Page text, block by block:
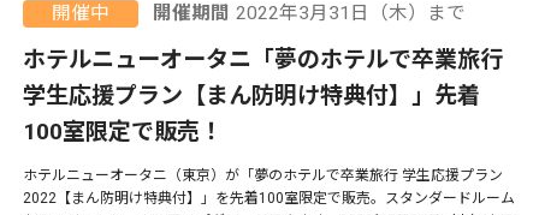
開催中 開催期間 2022年3月31日（木）まで
ホテルニューオータニ「夢のホテルで卒業旅行
学生応援プラン【まん防明け特典付】」先着
100室限定で販売！
ホテルニューオータニ（東京）が「夢のホテルで卒業旅行 学生応援プラン
2022【まん防明け特典付】」を先着100室限定で販売。スタンダードルーム